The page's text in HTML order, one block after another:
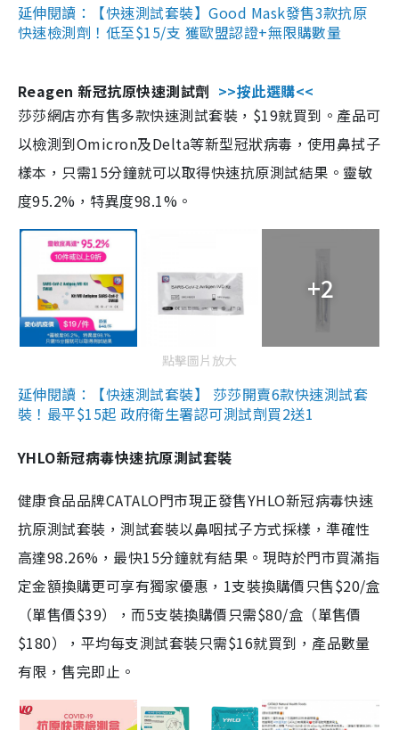
延伸閱讀：【快速測試套裝】Good Mask發售3款抗原
快速檢測劑！低至$15/支 獲歐盟認證+無限購數量
Reagen 新冠抗原快速測試劑 >>按此選購<<
莎莎網店亦有售多款快速測試套裝，$19就買到。產品可
以檢測到Omicron及Delta等新型冠狀病毒，使用鼻拭子
樣本，只需15分鐘就可以取得快速抗原測試結果。靈敏
度95.2%，特異度98.1%。
+2
點擊圖片放大
延伸閱讀：【快速測試套裝】 莎莎開賣6款快速測試套
裝！最平$15起 政府衛生署認可測試劑買2送1
YHLO新冠病毒快速抗原測試套裝
健康食品品牌CATALO門市現正發售YHLO新冠病毒快速
抗原測試套裝，測試套裝以鼻咽拭子方式採樣，準確性
高達98.26%，最快15分鐘就有結果。現時於門市買滿指
定金額換購更可享有獨家優惠，1支裝換購價只售$20/盒
（單售價$39），而5支裝換購價只需$80/盒（單售價
$180），平均每支測試套裝只需$16就買到，產品數量
有限，售完即止。